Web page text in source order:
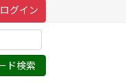
ログイン